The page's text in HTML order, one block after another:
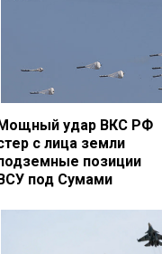
удар ВКС РФ
с лица земли
позиции
под Сумами